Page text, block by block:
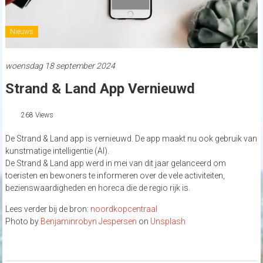
Nieuws
woensdag 18 september 2024
Strand & Land App Vernieuwd
268 Views
De Strand & Land app is vernieuwd. De app maakt nu ook gebruik van
kunstmatige intelligentie (AI).
De Strand & Land app werd in mei van dit jaar gelanceerd om
toeristen en bewoners te informeren over de vele activiteiten,
bezienswaardigheden en horeca die de regio rijk is.
Lees verder bij de bron: noordkopcentraal
Photo by Benjaminrobyn Jespersen on Unsplash